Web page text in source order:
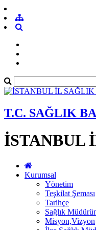
T.C. SAĞLIK
İSTANBUL
Kurumsal
Yönetim
Teşkilat Şeması
Tarihçe
Sağlık
Misyon,Vizyon